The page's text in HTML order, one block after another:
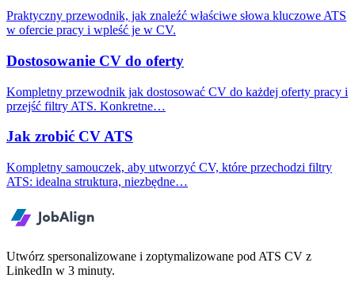
Praktyczny przewodnik, jak znaleźć właściwe słowa kluczowe ATS
w ofercie pracy i wpleść je w CV.
Dostosowanie CV do oferty
Kompletny przewodnik jak dostosować CV do każdej oferty pracy i
przejść filtry ATS. Konkretne…
Jak zrobić CV ATS
Kompletny samouczek, aby utworzyć CV, które przechodzi filtry
ATS: idealna struktura, niezbędne…
Utwórz spersonalizowane i zoptymalizowane pod ATS CV z
LinkedIn w 3 minuty.